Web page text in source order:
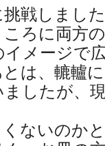
戦しまし
ろに両方
メージで
は、轆轤
したが、
ないのか